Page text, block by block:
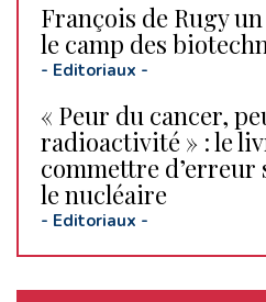
François de Rugy
le camp des
- Editoriaux -
« Peur du cancer,
radioactivité » : le
commettre
le nucléaire
- Editoriaux -